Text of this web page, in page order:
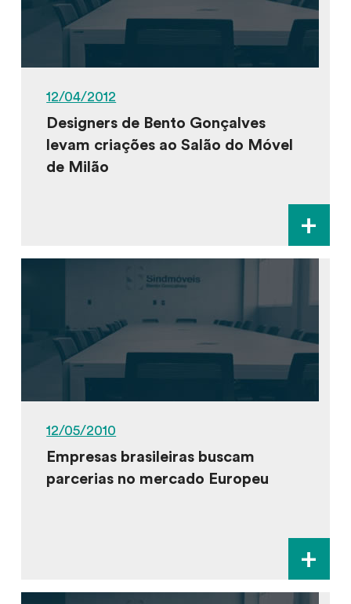
12/04/2012
Designers de Bento Gonçalves
levam criações ao Salão do Móvel
de Milão
+
12/05/2010
Empresas brasileiras buscam
parcerias no mercado Europeu
+